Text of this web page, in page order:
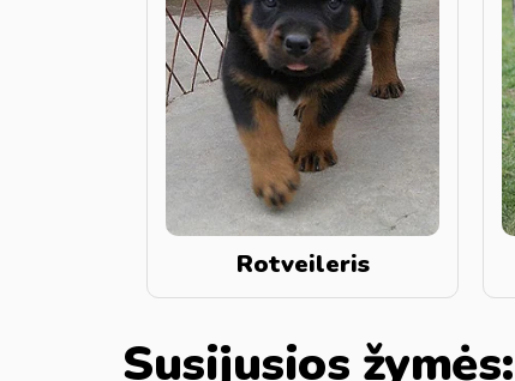
Rotveileris
Susijusios žymės: